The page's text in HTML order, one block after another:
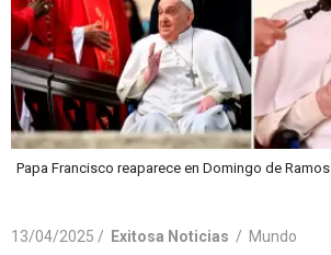
Papa Francisco reaparece en Domingo de Ramos.
13/04/2025 / Exitosa Noticias / Mundo